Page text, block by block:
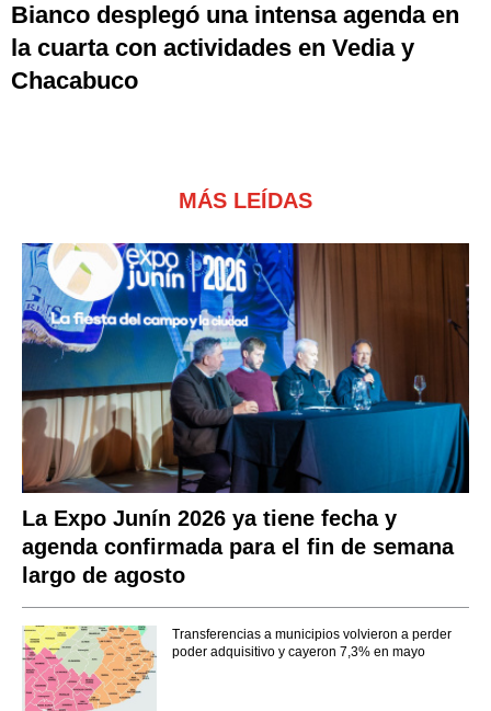
Bianco desplegó una intensa agenda en
la cuarta con actividades en Vedia y
Chacabuco
MÁS LEÍDAS
La Expo Junín 2026 ya tiene fecha y
agenda confirmada para el fin de semana
largo de agosto
Transferencias a municipios volvieron a perder
poder adquisitivo y cayeron 7,3% en mayo